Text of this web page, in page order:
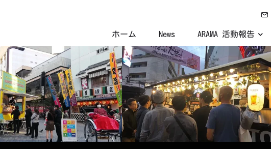
ホーム News ARAMA 活動報告